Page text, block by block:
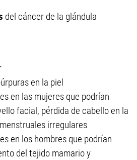
del cáncer de la glándula
en la piel
en las mujeres que podrían
facial, pérdida de cabello en la
irregulares
en los hombres que podrían
del tejido mamario y